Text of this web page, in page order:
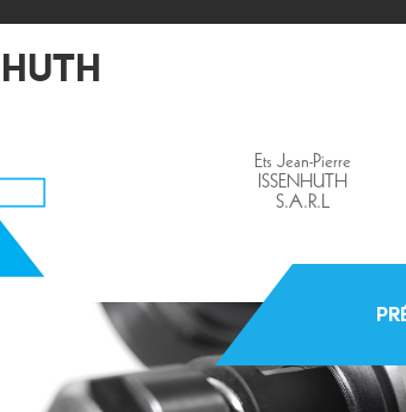
Ets Jean-Pierre
ISSENHUTH
S.A.R.L